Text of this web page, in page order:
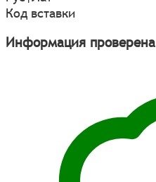
Код вставки
Информация проверена